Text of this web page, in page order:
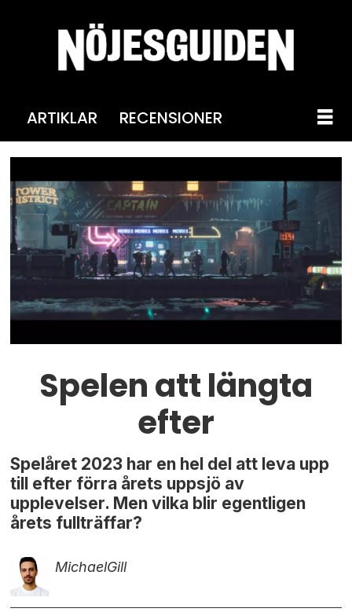
ARTIKLAR RECENSIONER
Spelen att längta
efter
Spelåret 2023 har en hel del att leva upp
till efter förra årets uppsjö av
upplevelser. Men vilka blir egentligen
årets fullträffar?
MichaelGill